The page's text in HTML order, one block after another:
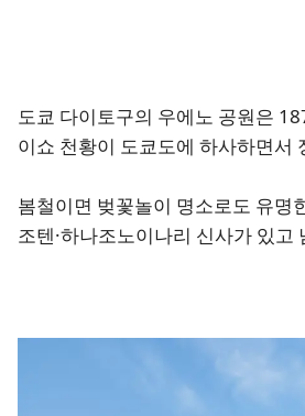
도쿄 다이토구의 우에노 공원은
이쇼 천황이 도쿄도에 하사하면서
봄철이면 벚꽃놀이 명소로도 유명
조텐·하나조노이나리 신사가 있